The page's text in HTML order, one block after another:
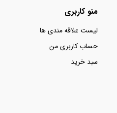
منو کاربری
لیست علاقه مندی ها
حساب کاربری من
سبد خرید